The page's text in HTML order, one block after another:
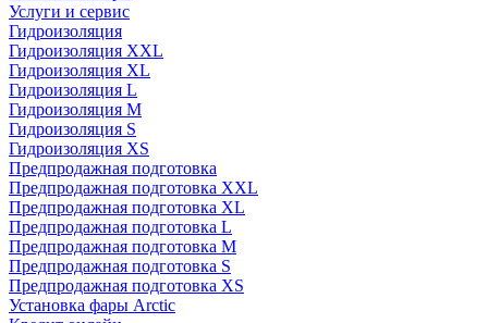
Услуги и сервис
Гидроизоляция
Гидроизоляция XXL
Гидроизоляция XL
Гидроизоляция L
Гидроизоляция M
Гидроизоляция S
Гидроизоляция XS
Предпродажная подготовка
Предпродажная подготовка XXL
Предпродажная подготовка XL
Предпродажная подготовка L
Предпродажная подготовка M
Предпродажная подготовка S
Предпродажная подготовка XS
Установка фары Arctic